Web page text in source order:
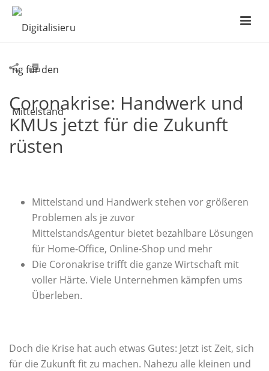
Coronakrise: Handwerk und
KMUs jetzt für die Zukunft
rüsten
Mittelstand und Handwerk stehen vor größeren
Problemen als je zuvor
MittelstandsAgentur bietet bezahlbare Lösungen
für Home-Office, Online-Shop und mehr
Die Coronakrise trifft die ganze Wirtschaft mit
voller Härte. Viele Unternehmen kämpfen ums
Überleben.
Doch die Krise hat auch etwas Gutes: Jetzt ist Zeit, sich
für die Zukunft fit zu machen. Nahezu alle kleinen und